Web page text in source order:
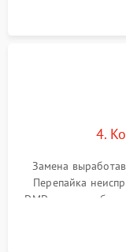
4.
Замена
Перепайка
DMD-чипа при
колеса или